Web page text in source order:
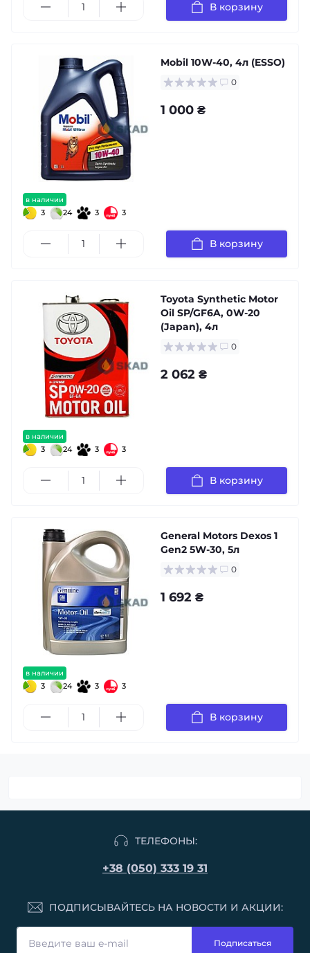
В корзину
в наличии
3 24 3 3
Mobil 10W-40, 4л (ESSO)
0
1 000 ₴
В корзину
в наличии
3 24 3 3
Toyota Synthetic Motor
Oil SP/GF6A, 0W-20
(Japan), 4л
0
2 062 ₴
В корзину
в наличии
3 24 3 3
General Motors Dexos 1
Gen2 5W-30, 5л
0
1 692 ₴
В корзину
ТЕЛЕФОНЫ:
+38 (050) 333 19 31
ПОДПИСЫВАЙТЕСЬ НА НОВОСТИ И АКЦИИ:
Подписаться